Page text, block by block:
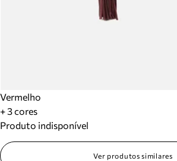
Vermelho
+ 3 cores
Produto indisponível
Ver produtos similares